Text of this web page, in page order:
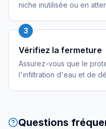
niche inutilisée ou en
3
Vérifiez la fermeture
Assurez-vous que le
l'infiltration d'eau et de
Questions